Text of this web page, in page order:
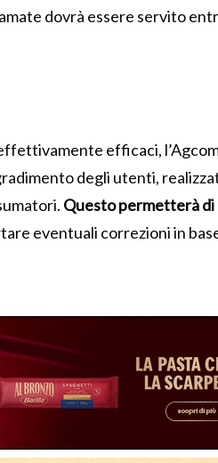
dovrà essere servito
efficaci,
degli utenti,
Questo permetterà di
eventuali correzioni in